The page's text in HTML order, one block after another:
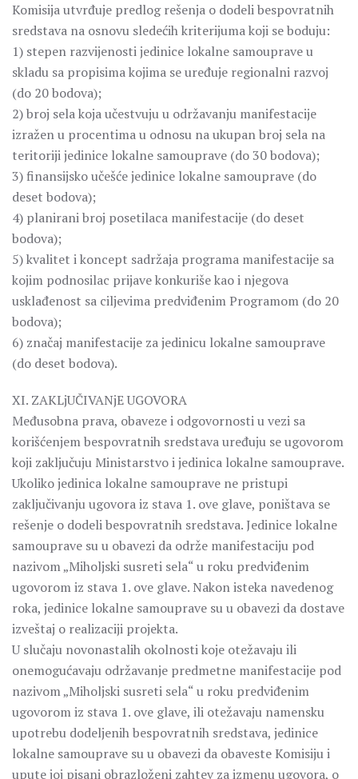
Komisija utvrđuje predlog rešenja o dodeli bespovratnih
sredstava na osnovu sledećih kriterijuma koji se boduju:
1) stepen razvijenosti jedinice lokalne samouprave u
skladu sa propisima kojima se uređuje regionalni razvoj
(do 20 bodova);
2) broj sela koja učestvuju u održavanju manifestacije
izražen u procentima u odnosu na ukupan broj sela na
teritoriji jedinice lokalne samouprave (do 30 bodova);
3) finansijsko učešće jedinice lokalne samouprave (do
deset bodova);
4) planirani broj posetilaca manifestacije (do deset
bodova);
5) kvalitet i koncept sadržaja programa manifestacije sa
kojim podnosilac prijave konkuriše kao i njegova
usklađenost sa ciljevima predviđenim Programom (do 20
bodova);
6) značaj manifestacije za jedinicu lokalne samouprave
(do deset bodova).
XI. ZAKLjUČIVANjE UGOVORA
Međusobna prava, obaveze i odgovornosti u vezi sa
korišćenjem bespovratnih sredstava uređuju se ugovorom
koji zaključuju Ministarstvo i jedinica lokalne samouprave.
Ukoliko jedinica lokalne samouprave ne pristupi
zaključivanju ugovora iz stava 1. ove glave, poništava se
rešenje o dodeli bespovratnih sredstava. Jedinice lokalne
samouprave su u obavezi da održe manifestaciju pod
nazivom „Miholjski susreti sela“ u roku predviđenim
ugovorom iz stava 1. ove glave. Nakon isteka navedenog
roka, jedinice lokalne samouprave su u obavezi da dostave
izveštaj o realizaciji projekta.
U slučaju novonastalih okolnosti koje otežavaju ili
onemogućavaju održavanje predmetne manifestacije pod
nazivom „Miholjski susreti sela“ u roku predviđenim
ugovorom iz stava 1. ove glave, ili otežavaju namensku
upotrebu dodeljenih bespovratnih sredstava, jedinice
lokalne samouprave su u obavezi da obaveste Komisiju i
upute joj pisani obrazloženi zahtev za izmenu ugovora, o